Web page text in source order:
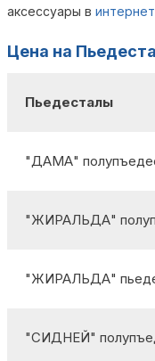
аксессуары в
Цена на
Пьедесталы
"ДАМА"
"ЖИРАЛЬДА"
"ЖИРАЛЬДА"
"СИДНЕЙ"